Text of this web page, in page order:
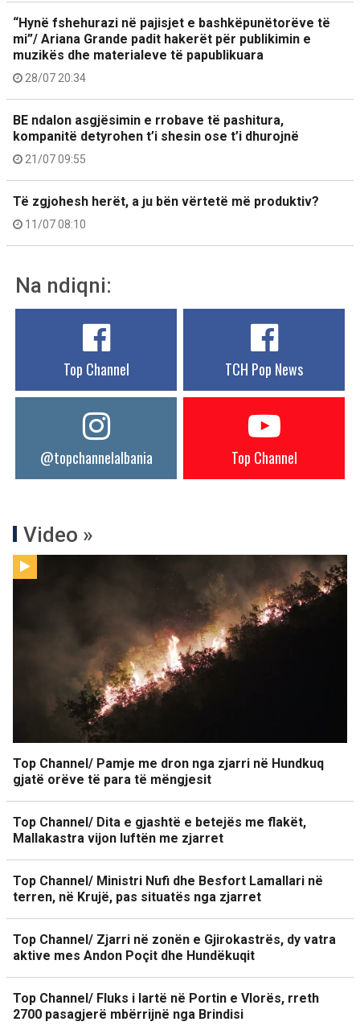
“Hynë fshehurazi në pajisjet e bashkëpunëtorëve të
mi”/ Ariana Grande padit hakerët për publikimin e
muzikës dhe materialeve të papublikuara
28/07 20:34
BE ndalon asgjësimin e rrobave të pashitura,
kompanitë detyrohen t’i shesin ose t’i dhurojnë
21/07 09:55
Të zgjohesh herët, a ju bën vërtetë më produktiv?
11/07 08:10
Na ndiqni:
Top Channel TCH Pop News
@topchannelalbania Top Channel
Video »
Top Channel/ Pamje me dron nga zjarri në Hundkuq
gjatë orëve të para të mëngjesit
Top Channel/ Dita e gjashtë e betejës me flakët,
Mallakastra vijon luftën me zjarret
Top Channel/ Ministri Nufi dhe Besfort Lamallari në
terren, në Krujë, pas situatës nga zjarret
Top Channel/ Zjarri në zonën e Gjirokastrës, dy vatra
aktive mes Andon Poçit dhe Hundëkuqit
Top Channel/ Fluks i lartë në Portin e Vlorës, rreth
2700 pasagjerë mbërrijnë nga Brindisi